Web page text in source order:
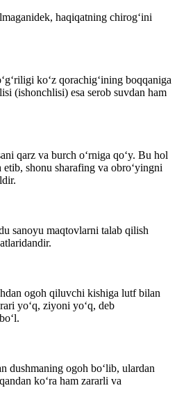
haqiqatning chirog‘ini
ko‘z qorachig‘ining boqqaniga
(ishonchlisi) esa serob suvdan ham
qarz va burch o‘rniga qo‘y. Bu hol
shonu sharafing va obro‘yingni
sanoyu maqtovlarni talab qilish
ogoh qiluvchi kishiga lutf bilan
yo‘q, ziyoni yo‘q, deb
dushmaning ogoh bo‘lib, ulardan
ko‘ra ham zararli va